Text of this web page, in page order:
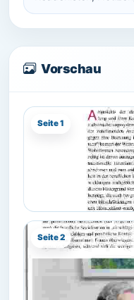
Vorschau
Seite 1
Seite 2